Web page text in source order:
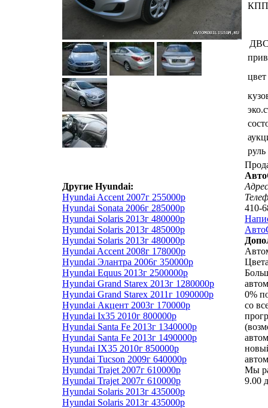
Другие Hyundai:
Hyundai Accent 2007г 255000р
Hyundai Sonata 2006г 285000р
Hyundai Solaris 2013г 480000р
Hyundai Solaris 2013г 485000р
Hyundai Solaris 2013г 480000р
Hyundai Accent 2008г 178000р
Hyundai Элантра 2006г 350000р
Hyundai Equus 2013г 2500000р
Hyundai Grand Starex 2013г 1280000р
Hyundai Grand Starex 2011г 1090000р
Hyundai Акцент 2003г 170000р
Hyundai Ix35 2010г 800000р
Hyundai Santa Fe 2013г 1340000р
Hyundai Santa Fe 2013г 1490000р
Hyundai IX35 2010г 850000р
Hyundai Tucson 2009г 640000р
Hyundai Trajet 2007г 610000р
Hyundai Trajet 2007г 610000р
Hyundai Solaris 2013г 435000р
Hyundai Solaris 2013г 435000р
КПП
цвет
руль
410-
0%
со
Мы
9.00